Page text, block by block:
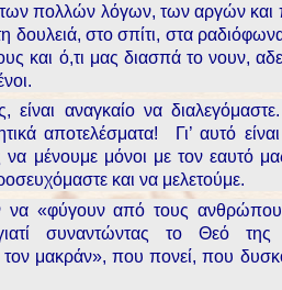
πολλών λόγων, των αργών και
στο σπίτι, στα ραδιόφωνα
και ό,τι μας διασπά το νουν,
είναι αναγκαίο να
αποτελέσματα! Γι’ αυτό
μένουμε μόνοι με τον εαυτό
και να μελετούμε.
να «φύγουν από τους
συναντώντας το Θεό της
μακράν», που πονεί, που